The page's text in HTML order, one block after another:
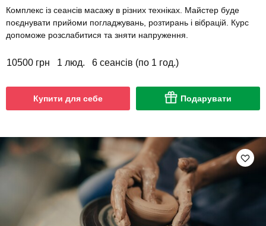
Комплекс із сеансів масажу в різних техніках. Майстер буде
поєднувати прийоми погладжувань, розтирань і вібрацій. Курс
допоможе розслабитися та зняти напруження.
10500 грн 1 люд. 6 сеансів (по 1 год.)
Купити для себе Подарувати